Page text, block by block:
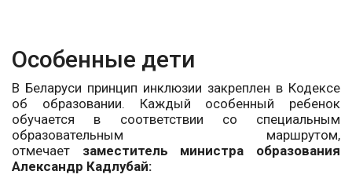
Особенные дети
В Беларуси принцип инклюзии закреплен в Кодексе
об образовании. Каждый особенный ребенок
обучается в соответствии со специальным
образовательным маршрутом,
отмечает заместитель министра образования
Александр Кадлубай: